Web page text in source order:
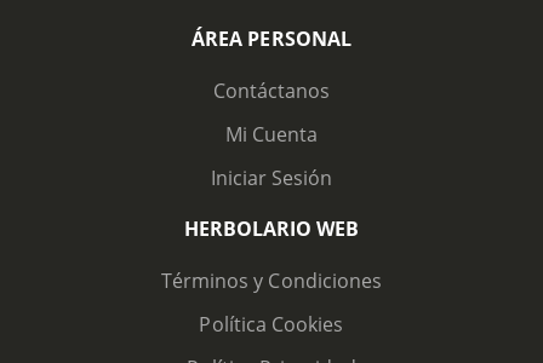
ÁREA PERSONAL
Contáctanos
Mi Cuenta
Iniciar Sesión
HERBOLARIO WEB
Términos y Condiciones
Política Cookies